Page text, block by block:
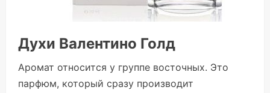
Духи Валентино Голд
Аромат относится у группе восточных. Это
парфюм, который сразу производит